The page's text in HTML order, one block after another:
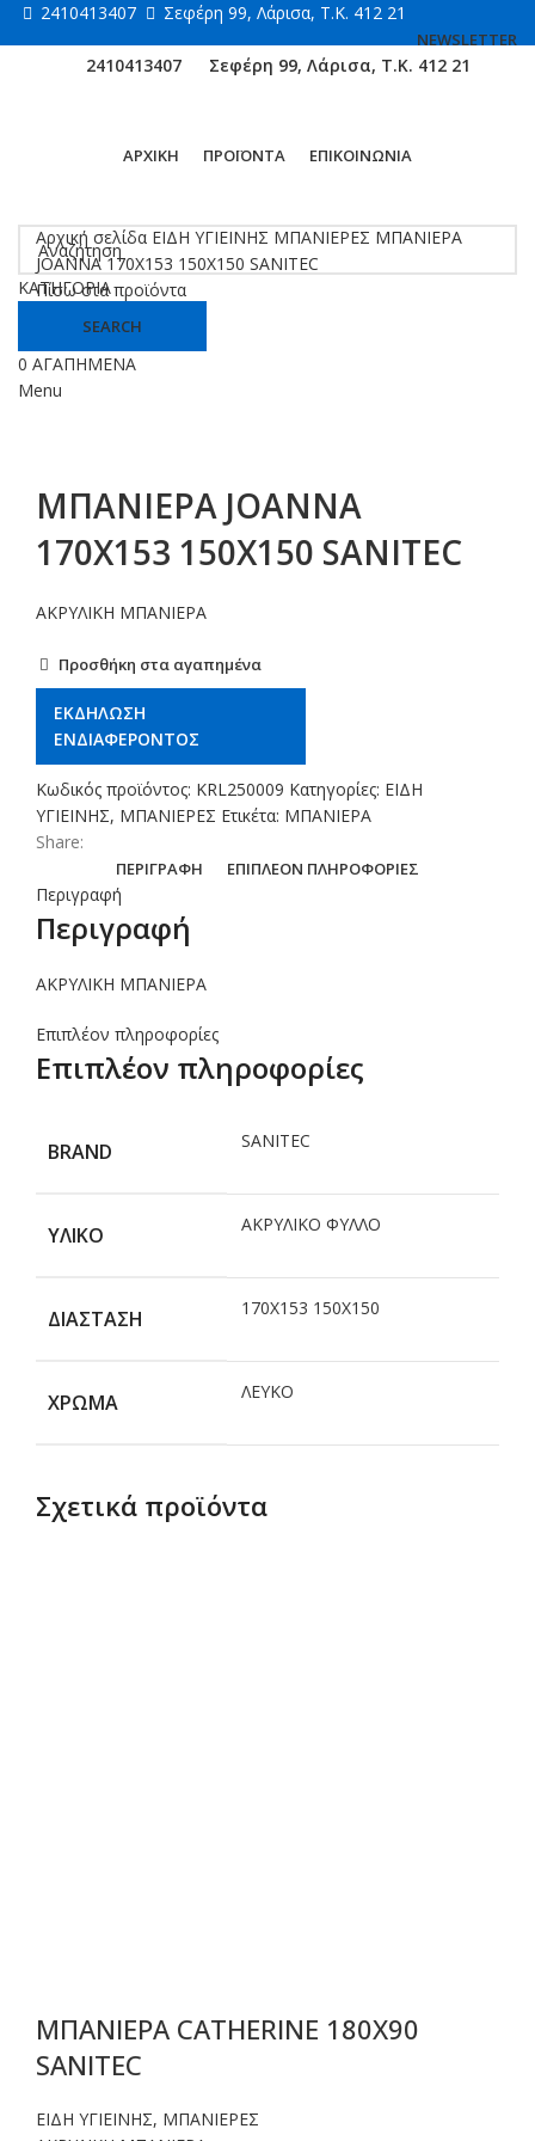
2410413407 Σεφέρη 99, Λάρισα, Τ.Κ. 412 21
NEWSLETTER
2410413407 Σεφέρη 99, Λάρισα, Τ.Κ. 412 21
ΚΑΤΗΓΟΡΙΑ
SEARCH
0 ΑΓΑΠΗΜΕΝΑ
Menu
ΑΡΧΙΚΗ ΠΡΟΪΟΝΤΑ ΕΠΙΚΟΙΝΩΝΙΑ
Αρχική σελίδα ΕΙΔΗ ΥΓΙΕΙΝΗΣ ΜΠΑΝΙΕΡΕΣ ΜΠΑΝΙΕΡΑ
JOANNA 170X153 150X150 SANITEC
Πίσω στα προϊόντα
ΜΠΑΝΙΕΡΑ JOANNA
170X153 150X150 SANITEC
ΑΚΡΥΛΙΚΗ ΜΠΑΝΙΕΡΑ
Προσθήκη στα αγαπημένα
ΕΚΔΗΛΩΣΗ
ΕΝΔΙΑΦΕΡΟΝΤΟΣ
Κωδικός προϊόντος: KRL250009 Κατηγορίες: ΕΙΔΗ
ΥΓΙΕΙΝΗΣ, ΜΠΑΝΙΕΡΕΣ Ετικέτα: ΜΠΑΝΙΕΡΑ
Share:
ΠΕΡΙΓΡΑΦΉ ΕΠΙΠΛΈΟΝ ΠΛΗΡΟΦΟΡΊΕΣ
Περιγραφή
Περιγραφή
ΑΚΡΥΛΙΚΗ ΜΠΑΝΙΕΡΑ
Επιπλέον πληροφορίες
Επιπλέον πληροφορίες
BRAND SANITEC
ΥΛΙΚΟ ΑΚΡΥΛΙΚΟ ΦΥΛΛΟ
ΔΙΑΣΤΑΣΗ 170X153 150X150
ΧΡΩΜΑ ΛΕΥΚΟ
Σχετικά προϊόντα
ΜΠΑΝΙΕΡΑ CATHERINE 180X90
SANITEC
ΕΙΔΗ ΥΓΙΕΙΝΗΣ, ΜΠΑΝΙΕΡΕΣ